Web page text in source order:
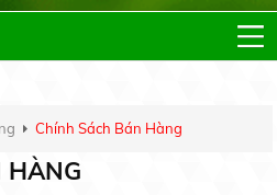
Chính Sách Bán Hàng
HÀNG